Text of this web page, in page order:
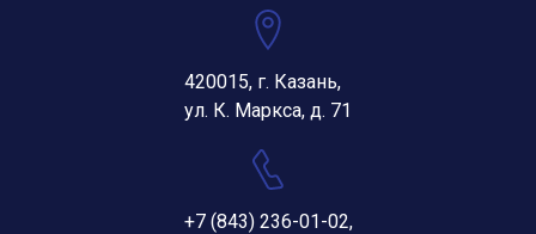
420015, г. Казань,
ул. К. Маркса, д. 71
+7 (843) 236-01-02,